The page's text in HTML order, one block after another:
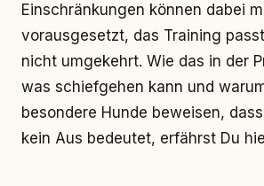
Einschränkungen können dabei
vorausgesetzt, das Training
nicht umgekehrt. Wie das in der
was schiefgehen kann und
besondere Hunde beweisen,
kein Aus bedeutet, erfährst Du